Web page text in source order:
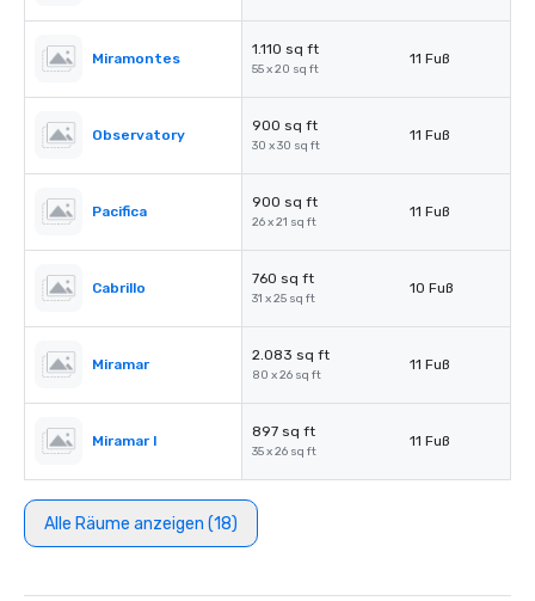
Miramontes
1.110 sq ft
55 x 20 sq ft
11 Fuß
Observatory
900 sq ft
30 x 30 sq ft
11 Fuß
Pacifica
900 sq ft
26 x 21 sq ft
11 Fuß
Cabrillo
760 sq ft
31 x 25 sq ft
10 Fuß
Miramar
2.083 sq ft
80 x 26 sq ft
11 Fuß
Miramar I
897 sq ft
35 x 26 sq ft
11 Fuß
Alle Räume anzeigen (18)